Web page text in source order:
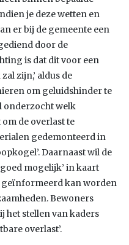
je deze wetten en
er bij de gemeente een
door de
is dat dit voor een
zijn,’ aldus de
om geluidshinder te
onderzocht welk
de overlast te
gedemonteerd in
Daarnaast wil de
mogelijk’ in kaart
kan worden
Bewoners
het stellen van kaders
overlast’.